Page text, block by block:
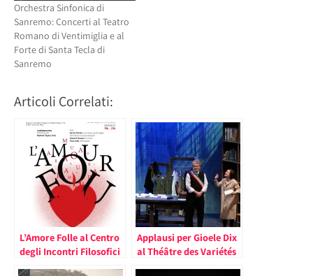
Orchestra Sinfonica di
Sanremo: Concerti al Teatro
Romano di Ventimiglia e al
Forte di Santa Tecla di
Sanremo
Articoli Correlati:
L’Amore Folle al Centro
degli Incontri Filosofici
Applausi per Gioele Dix
al Théâtre des Variétés